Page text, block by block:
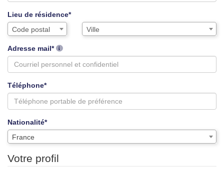
Lieu de résidence*
Assistance
de
saisie
pour
via
code
postal
Code postal Ville
Ville
Adresse mail*
Téléphone*
Nationalité*
France
Votre profil